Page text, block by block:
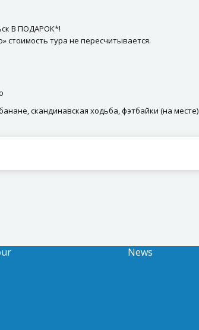
В ПОДАРОК*!
стоимость тура не пересчитывается.
скандинавская ходьба, фэтбайки (на месте)
News